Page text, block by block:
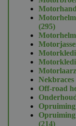
Motorhelm
295295
Nekbraces
Off-road
Opruiming
214214